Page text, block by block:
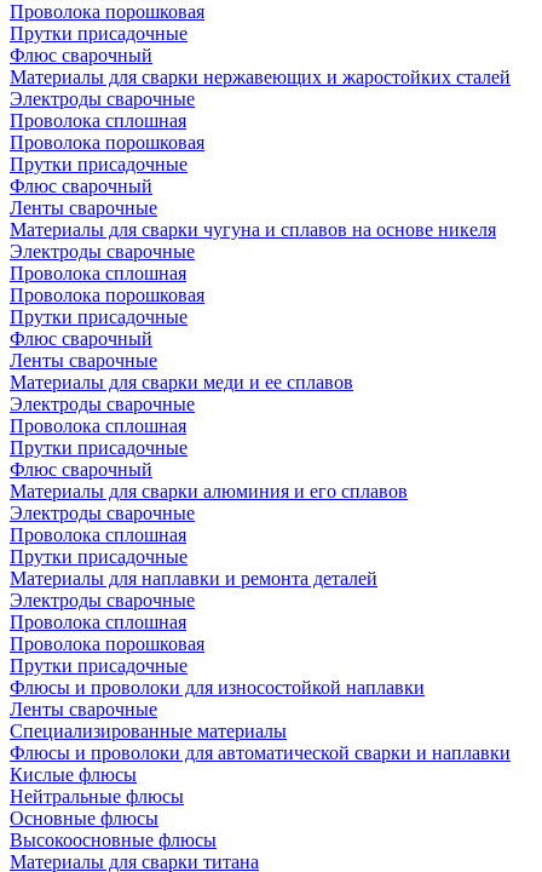
Проволока порошковая
Прутки присадочные
Флюс сварочный
Материалы для сварки нержавеющих и жаростойких сталей
Электроды сварочные
Проволока сплошная
Проволока порошковая
Прутки присадочные
Флюс сварочный
Ленты сварочные
Материалы для сварки чугуна и сплавов на основе никеля
Электроды сварочные
Проволока сплошная
Проволока порошковая
Прутки присадочные
Флюс сварочный
Ленты сварочные
Материалы для сварки меди и ее сплавов
Электроды сварочные
Проволока сплошная
Прутки присадочные
Флюс сварочный
Материалы для сварки алюминия и его сплавов
Электроды сварочные
Проволока сплошная
Прутки присадочные
Материалы для наплавки и ремонта деталей
Электроды сварочные
Проволока сплошная
Проволока порошковая
Прутки присадочные
Флюсы и проволоки для износостойкой наплавки
Ленты сварочные
Специализированные материалы
Флюсы и проволоки для автоматической сварки и наплавки
Кислые флюсы
Нейтральные флюсы
Основные флюсы
Высокоосновные флюсы
Материалы для сварки титана